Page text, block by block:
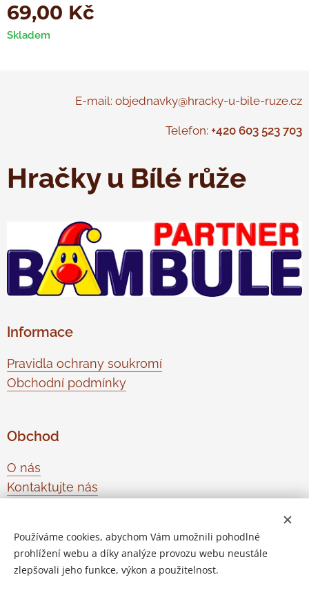
69,00 Kč
Skladem
E-mail: objednavky@hracky-u-bile-ruze.cz
Telefon: +420 603 523 703
Hračky u Bílé růže
Informace
Pravidla ochrany soukromí
Obchodní podmínky
Obchod
O nás
Kontaktujte nás
Vytvořeno službouWebnode Cookies
Používáme cookies, abychom Vám umožnili pohodlné
prohlížení webu a díky analýze provozu webu neustále
zlepšovali jeho funkce, výkon a použitelnost.